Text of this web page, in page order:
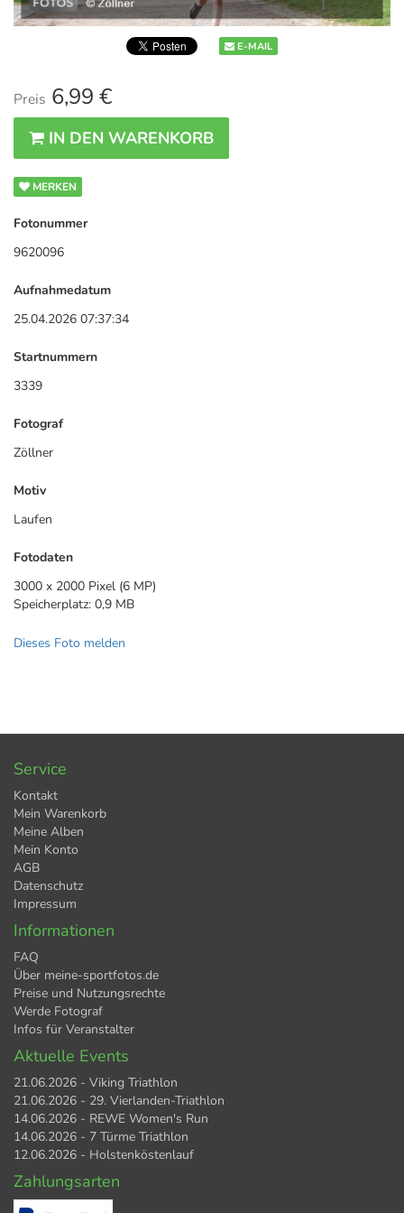
E-MAIL
Preis 6,99 €
IN DEN WARENKORB
MERKEN
Fotonummer
9620096
Aufnahmedatum
25.04.2026 07:37:34
Startnummern
3339
Fotograf
Zöllner
Motiv
Laufen
Fotodaten
3000 x 2000 Pixel (6 MP)
Speicherplatz: 0,9 MB
Dieses Foto melden
Service
Kontakt
Mein Warenkorb
Meine Alben
Mein Konto
AGB
Datenschutz
Impressum
Informationen
FAQ
Über meine-sportfotos.de
Preise und Nutzungsrechte
Werde Fotograf
Infos für Veranstalter
Aktuelle Events
21.06.2026 - Viking Triathlon
21.06.2026 - 29. Vierlanden-Triathlon
14.06.2026 - REWE Women's Run
14.06.2026 - 7 Türme Triathlon
12.06.2026 - Holstenköstenlauf
Zahlungsarten